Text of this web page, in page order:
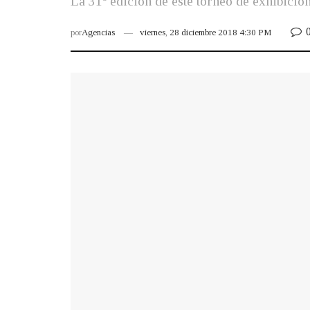
porAgencias viernes, 28 diciembre 2018 4:30 PM 0